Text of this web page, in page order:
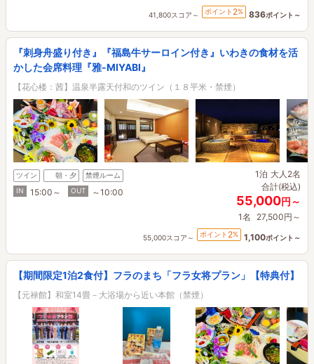
41,800スコア～ ポイント 2% 836ポイント～
『刺身舟盛り付き』『福島牛サーロイン付き』いわきの食材を活
かした会席料理『雅-MIYABI』
【花心楼：茜】温泉半露天付和のツイン（１８平米・禁煙）
ツイン 朝・夕
禁煙ルーム
IN
15:00～ OUT ～10:00
1泊 大人2名
合計(税込)
55,000円～
1名 27,500円～
55,000スコア～ ポイント 2% 1,100ポイント～
【期間限定1泊2食付】フラのまち「フラ女将プラン」【特典付】
【元禄館】和室14畳－大浴場から近い本館（禁煙）